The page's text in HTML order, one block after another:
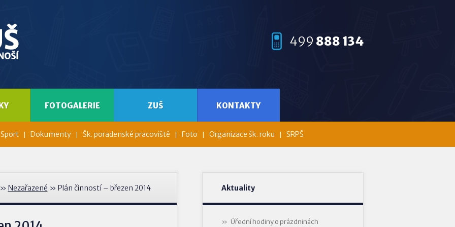
499 888 134
Sport Dokumenty Šk. poradenské pracoviště Foto Organizace šk. roku SRPŠ
FOTOGALERIE ZUŠ KONTAKTY
Nezařazené » Plán činností – březen 2014 Aktuality
Úřední hodiny o prázdninách